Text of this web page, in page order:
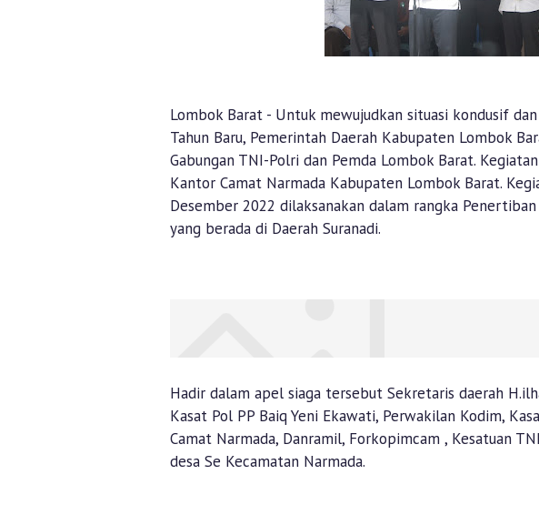
Lombok Barat - Untuk mewujudkan situasi kondusif
Tahun Baru, Pemerintah Daerah Kabupaten Lombok
Gabungan TNI-Polri dan Pemda Lombok Barat.
Kantor Camat Narmada Kabupaten Lombok Barat.
Desember 2022 dilaksanakan dalam rangka
yang berada di Daerah Suranadi.
Hadir dalam apel siaga tersebut Sekretaris daerah
Kasat Pol PP Baiq Yeni Ekawati, Perwakilan Kodim,
Camat Narmada, Danramil, Forkopimcam , Kesatuan
desa Se Kecamatan Narmada.